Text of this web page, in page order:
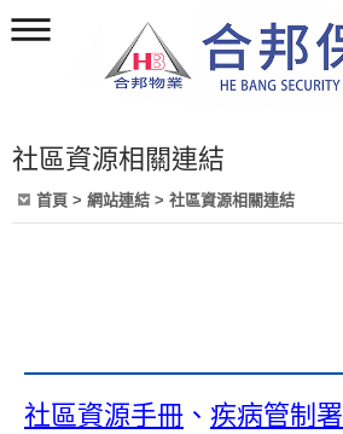
社區資源相關連結
首頁 > 網站連結 > 社區資源相關連結
社區資源手冊 、 疾病管制署